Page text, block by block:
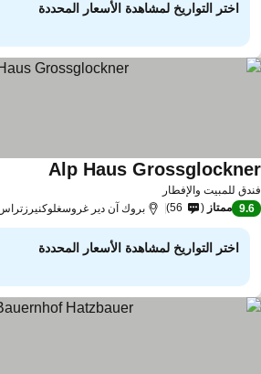
اختر التواريخ لمشاهدة الأسعار المحددة
للمبيت والإفطار
Alp Haus مشاهدة
9.6 ممتاز 56 بروك آن دير غروسغلوكنيرزتراس, 5.3 كم إلى زيل آم سي
اختر التواريخ لمشاهدة الأسعار المحددة